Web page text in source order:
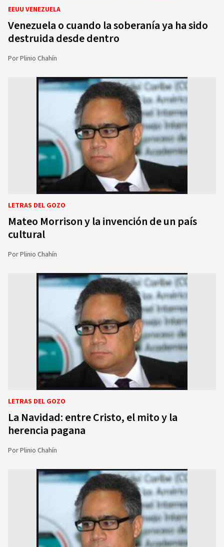
EEUU VENEZUELA
Venezuela o cuando la soberanía ya ha sido
destruida desde dentro
PorPlinio Chahín
LETRAS DEL GOZO
Mateo Morrison y la invención de un país
cultural
PorPlinio Chahín
LETRAS DEL GOZO
La Navidad: entre Cristo, el mito y la
herencia pagana
PorPlinio Chahín